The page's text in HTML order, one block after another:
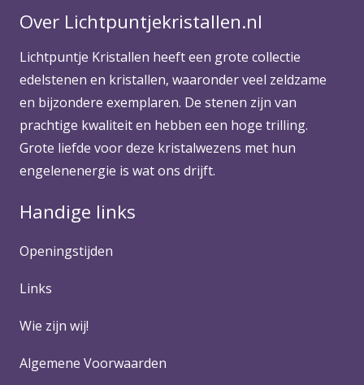
Over Lichtpuntjekristallen.nl
Lichtpuntje Kristallen heeft een grote collectie
edelstenen en kristallen, waaronder veel zeldzame
en bijzondere exemplaren. De stenen zijn van
prachtige kwaliteit en hebben een hoge trilling.
Grote liefde voor deze kristalwezens met hun
engelenenergie is wat ons drijft.
Handige links
Openingstijden
Links
Wie zijn wij!
Algemene Voorwaarden